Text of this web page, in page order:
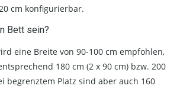
cm konfigurierbar.
Bett sein?
eine Breite von 90-100 cm empfohlen,
180 cm (2 x 90 cm) bzw. 200
begrenztem Platz sind aber auch 160